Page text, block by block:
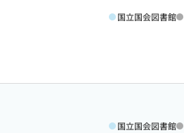
国立国会図書館
国立国会図書館